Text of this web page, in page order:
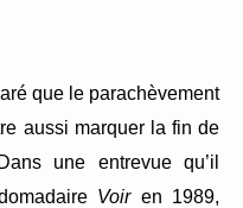
que le parachèvement
aussi marquer la fin de
une entrevue qu’il
Voiren 1989,